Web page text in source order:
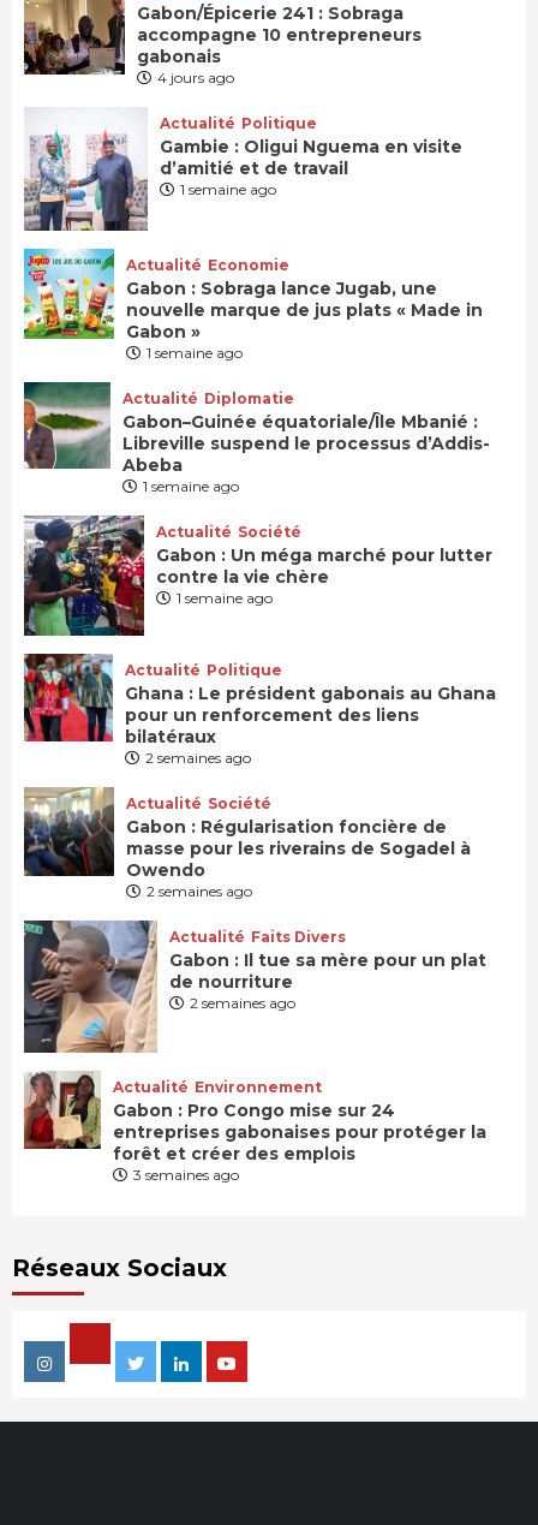
Gabon/Épicerie 241 : Sobraga
accompagne 10 entrepreneurs
gabonais
4 jours ago
Actualité Politique
Gambie : Oligui Nguema en visite
d’amitié et de travail
1 semaine ago
Actualité Economie
Gabon : Sobraga lance Jugab, une
nouvelle marque de jus plats « Made in
Gabon »
1 semaine ago
Actualité Diplomatie
Gabon–Guinée équatoriale/Île Mbanié :
Libreville suspend le processus d’Addis-
Abeba
1 semaine ago
Actualité Société
Gabon : Un méga marché pour lutter
contre la vie chère
1 semaine ago
Actualité Politique
Ghana : Le président gabonais au Ghana
pour un renforcement des liens
bilatéraux
2 semaines ago
Actualité Société
Gabon : Régularisation foncière de
masse pour les riverains de Sogadel à
Owendo
2 semaines ago
Actualité Faits Divers
Gabon : Il tue sa mère pour un plat
de nourriture
2 semaines ago
Actualité Environnement
Gabon : Pro Congo mise sur 24
entreprises gabonaises pour protéger la
forêt et créer des emplois
3 semaines ago
Réseaux Sociaux
Instagram
Facebook
TwitterLinkedin